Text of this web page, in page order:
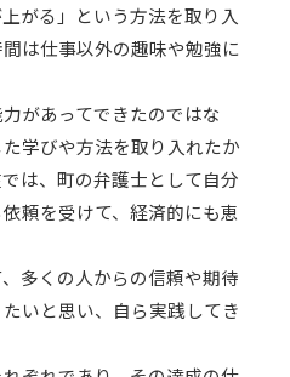
がる」という方法を取り入
は仕事以外の趣味や勉強に
があってできたのではな
学びや方法を取り入れたか
は、町の弁護士として自分
頼を受けて、経済的にも恵
多くの人からの信頼や期待
いと思い、自ら実践してき